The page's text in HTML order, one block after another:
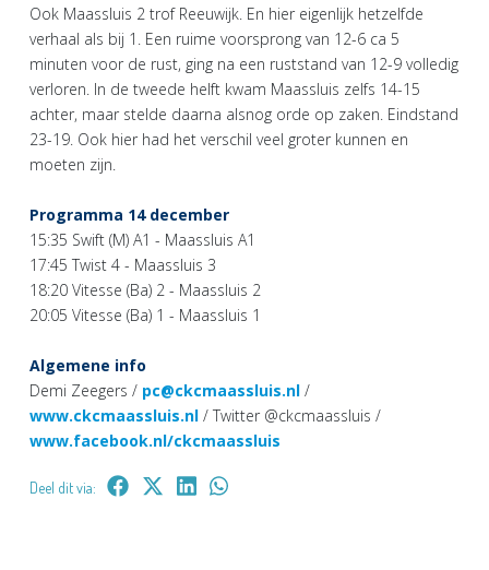
Ook Maassluis 2 trof Reeuwijk. En hier eigenlijk hetzelfde
verhaal als bij 1. Een ruime voorsprong van 12-6 ca 5
minuten voor de rust, ging na een ruststand van 12-9 volledig
verloren. In de tweede helft kwam Maassluis zelfs 14-15
achter, maar stelde daarna alsnog orde op zaken. Eindstand
23-19. Ook hier had het verschil veel groter kunnen en
moeten zijn.
Programma 14 december
15:35 Swift (M) A1 - Maassluis A1
17:45 Twist 4 - Maassluis 3
18:20 Vitesse (Ba) 2 - Maassluis 2
20:05 Vitesse (Ba) 1 - Maassluis 1
Algemene info
Demi Zeegers / pc@ckcmaassluis.nl /
www.ckcmaassluis.nl / Twitter @ckcmaassluis /
www.facebook.nl/ckcmaassluis
Deel dit via: